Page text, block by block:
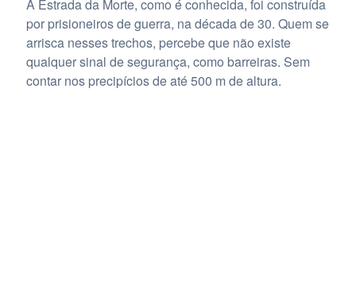
A Estrada da Morte, como é conhecida, foi construída
por prisioneiros de guerra, na década de 30. Quem se
arrisca nesses trechos, percebe que não existe
qualquer sinal de segurança, como barreiras. Sem
contar nos precipícios de até 500 m de altura.